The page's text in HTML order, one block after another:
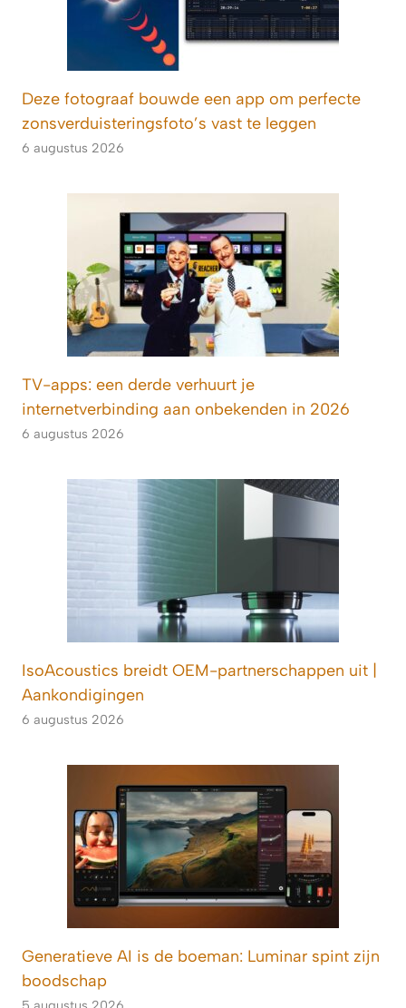
Deze fotograaf bouwde een app om perfecte
zonsverduisteringsfoto’s vast te leggen
6 augustus 2026
TV-apps: een derde verhuurt je
internetverbinding aan onbekenden in 2026
6 augustus 2026
IsoAcoustics breidt OEM-partnerschappen uit |
Aankondigingen
6 augustus 2026
Generatieve AI is de boeman: Luminar spint zijn
boodschap